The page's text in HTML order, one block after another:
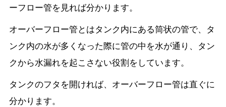
ーフロー管を見れば分かります。
オーバーフロー管とはタンク内にある筒状の管で、タ
ンク内の水が多くなった際に管の中を水が通り、タン
クから水漏れを起こさない役割をしています。
タンクのフタを開ければ、オーバーフロー管は直ぐに
分かります。